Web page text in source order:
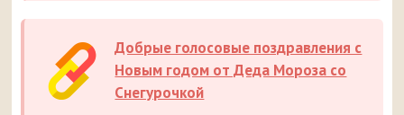
Добрые голосовые поздравления с
Новым годом от Деда Мороза со
Снегурочкой